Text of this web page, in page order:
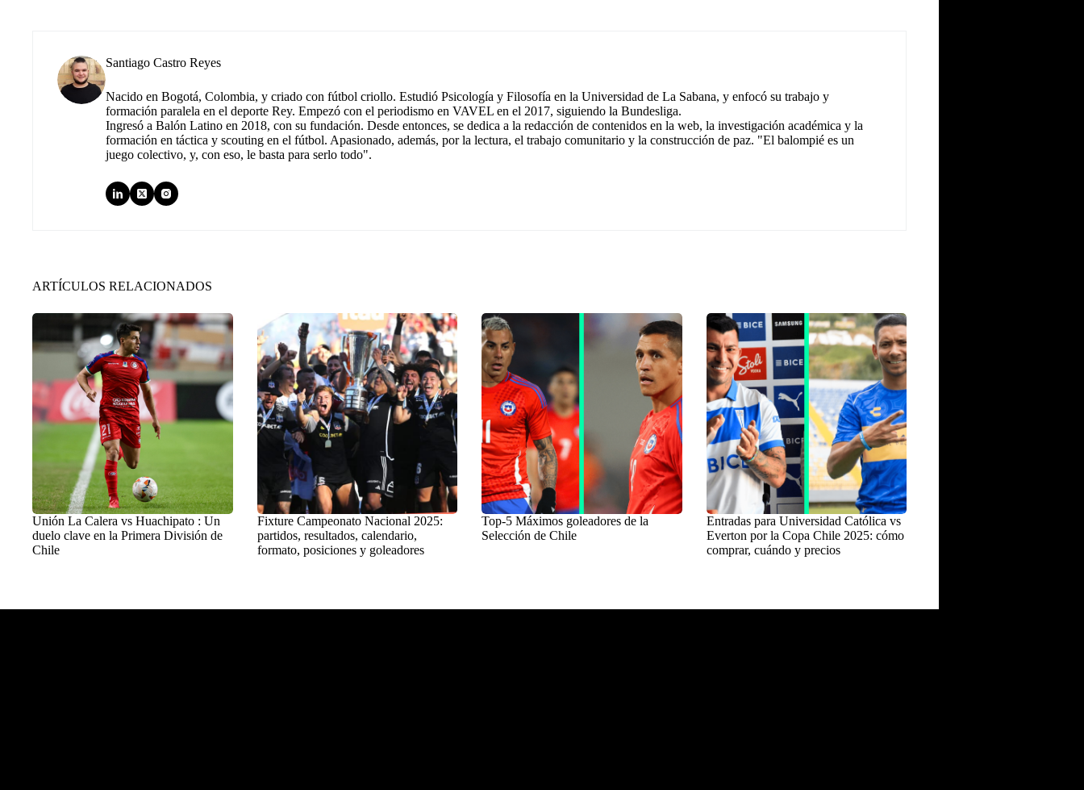
Santiago Castro Reyes
Nacido en Bogotá, Colombia, y criado con fútbol criollo. Estudió Psicología y Filosofía en la Universidad de La Sabana, y enfocó su trabajo y
formación paralela en el deporte Rey. Empezó con el periodismo en VAVEL en el 2017, siguiendo la Bundesliga.
Ingresó a Balón Latino en 2018, con su fundación. Desde entonces, se dedica a la redacción de contenidos en la web, la investigación académica y la
formación en táctica y scouting en el fútbol. Apasionado, además, por la lectura, el trabajo comunitario y la construcción de paz. "El balompié es un
juego colectivo, y, con eso, le basta para serlo todo".
ARTÍCULOS RELACIONADOS
Unión La Calera vs Huachipato : Un
duelo clave en la Primera División de
Chile
Fixture Campeonato Nacional 2025:
partidos, resultados, calendario,
formato, posiciones y goleadores
Top-5 Máximos goleadores de la
Selección de Chile
Entradas para Universidad Católica vs
Everton por la Copa Chile 2025: cómo
comprar, cuándo y precios